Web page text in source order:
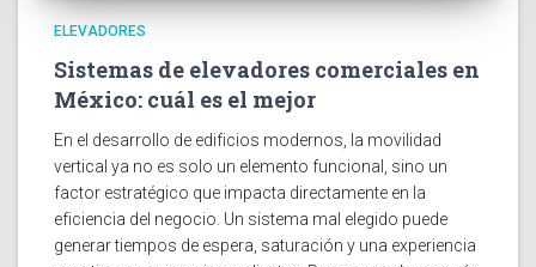
ELEVADORES
Sistemas de elevadores comerciales en
México: cuál es el mejor
En el desarrollo de edificios modernos, la movilidad
vertical ya no es solo un elemento funcional, sino un
factor estratégico que impacta directamente en la
eficiencia del negocio. Un sistema mal elegido puede
generar tiempos de espera, saturación y una experiencia